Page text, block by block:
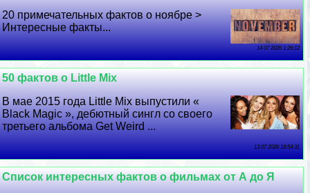
20 примечательных фактов о ноябре >
Интересные факты...
14 07 2026 1:26:12
50 фактов о Little Mix
В мае 2015 года Little Mix выпустили «
Black Magic », дебютный сингл со своего
третьего альбома Get Weird ...
13 07 2026 18:54:31
Список интересных фактов о фильмах от А до Я